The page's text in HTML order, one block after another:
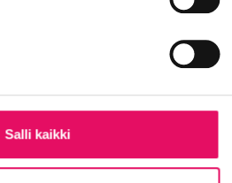
Salli kaikki